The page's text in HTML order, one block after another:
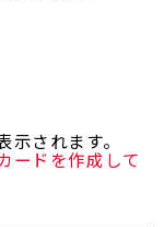
されます。
ードを作成して